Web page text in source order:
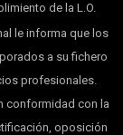
de la L.O.
le informa que los
a su fichero
profesionales.
conformidad con la
oposición